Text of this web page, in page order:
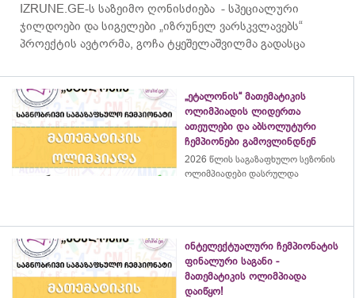
IZRUNE.GE-ს საზეიმო ღონისძიება - სპეციალური
ჯილდოები და სიგელები „იზრუნელ ვარსკვლავებს“
პროექტის ავტორმა, გოჩა ტყეშელაშვილმა გადასცა
„ეტალონის“ მათემატიკის
ოლიმპიადის ლიდერთა
ათეულები და აბსოლუტური
ჩემპიონები გამოვლინდნენ
2026 წლის საგაზაფხულო სეზონის
ოლიმპიადები დასრულდა
ინტელექტუალური ჩემპიონატის
ფინალური საგანი -
მათემატიკის ოლიმპიადა
დაიწყო!